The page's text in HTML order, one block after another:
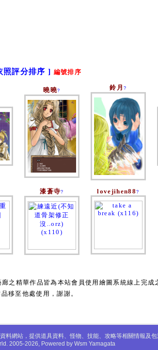
照評分排序 ] 編號排序
曉曉? 鈴月?
漆蒼寺? lovejihen88?
之精華作品皆為本站會員使用繪圖系統線上完
移至他處使用，謝謝。
網站，提供道具資料、怪物、技能、攻略等相關情報及包
2005-2026, Powered by Wsm Yamagata